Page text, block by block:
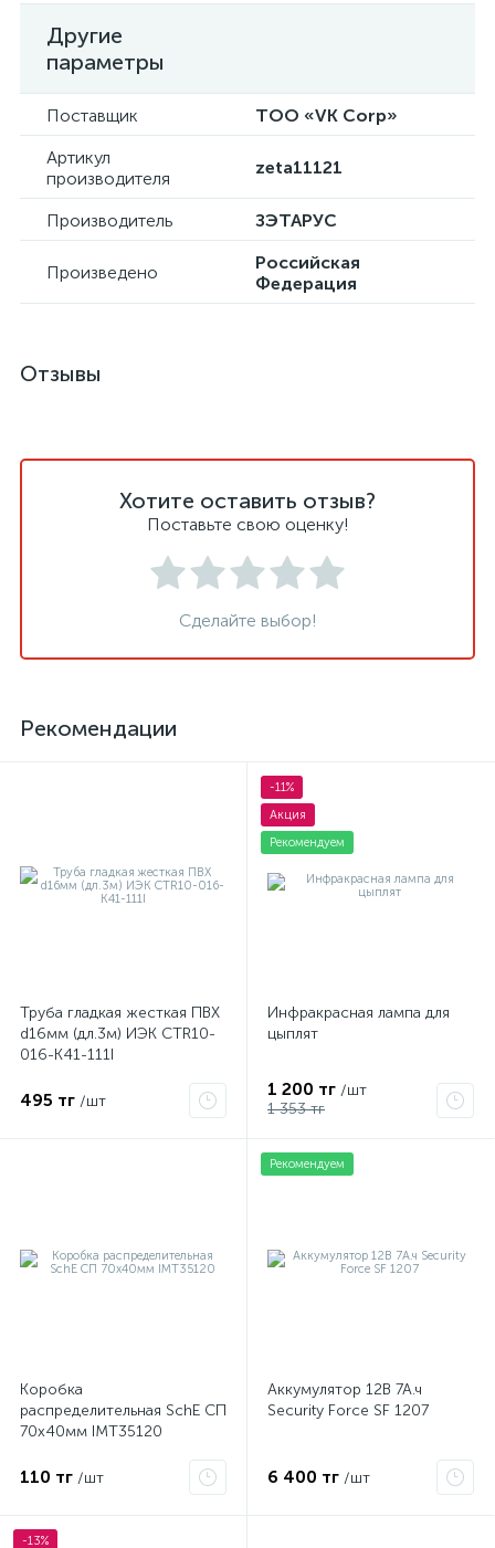
Другие
параметры
Поставщик
ТОО «VK Corp»
Артикул
производителя
zeta11121
Производитель ЗЭТАРУС
Произведено
Российская
Федерация
Отзывы
Хотите оставить отзыв?
Поставьте свою оценку!
Сделайте выбор!
Рекомендации
Труба гладкая жесткая ПВХ
d16мм (дл.3м) ИЭК CTR10-
016-K41-111I
495 тг /шт
-11%
Акция
Рекомендуем
Инфракрасная лампа для
цыплят
1 200 тг /шт
1 353 тг
Коробка
распределительная SchE СП
70х40мм IMT35120
110 тг /шт
Рекомендуем
Аккумулятор 12В 7А.ч
Security Force SF 1207
6 400 тг /шт
-13%